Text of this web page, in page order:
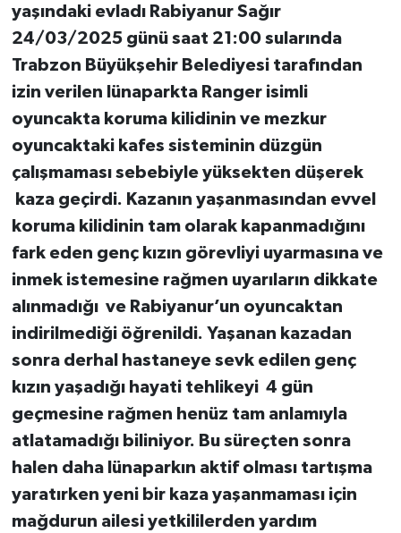
yaşındaki evladı Rabiyanur Sağır
24/03/2025 günü saat 21:00 sularında
Trabzon Büyükşehir Belediyesi tarafından
izin verilen lünaparkta Ranger isimli
oyuncakta koruma kilidinin ve mezkur
oyuncaktaki kafes sisteminin düzgün
çalışmaması sebebiyle yüksekten düşerek
kaza geçirdi. Kazanın yaşanmasından evvel
koruma kilidinin tam olarak kapanmadığını
fark eden genç kızın görevliyi uyarmasına ve
inmek istemesine rağmen uyarıların dikkate
alınmadığı ve Rabiyanur’un oyuncaktan
indirilmediği öğrenildi. Yaşanan kazadan
sonra derhal hastaneye sevk edilen genç
kızın yaşadığı hayati tehlikeyi 4 gün
geçmesine rağmen henüz tam anlamıyla
atlatamadığı biliniyor. Bu süreçten sonra
halen daha lünaparkın aktif olması tartışma
yaratırken yeni bir kaza yaşanmaması için
mağdurun ailesi yetkililerden yardım